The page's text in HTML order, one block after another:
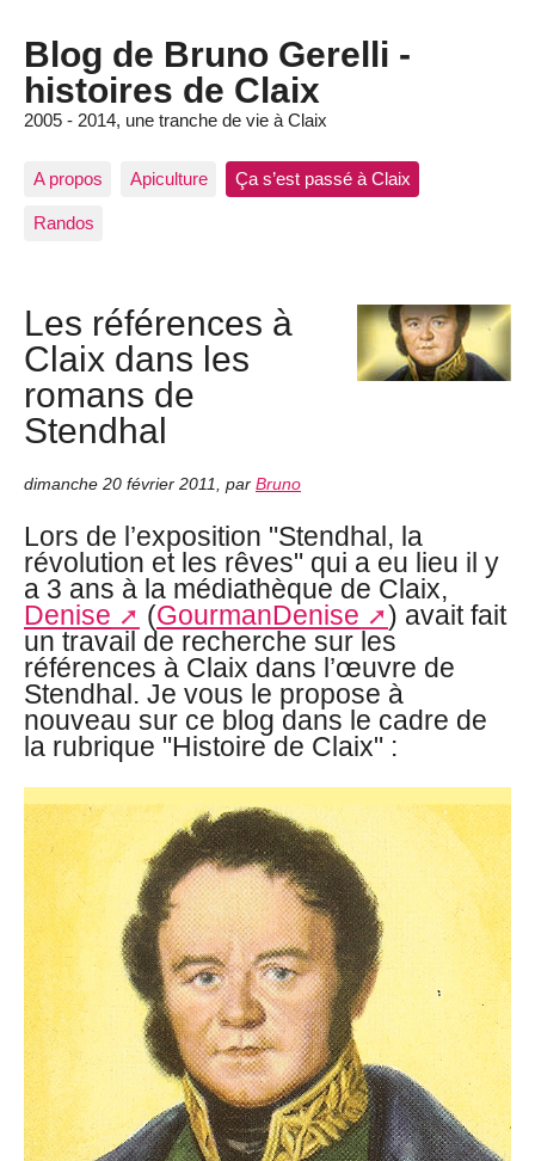
Blog de Bruno Gerelli -
histoires de Claix
2005 - 2014, une tranche de vie à Claix
A propos Apiculture Ça s’est passé à Claix
Randos
Les références à
Claix dans les
romans de
Stendhal
dimanche 20 février 2011 par Bruno
Lors de l’exposition "Stendhal, la
révolution et les rêves" qui a eu lieu il y
a 3 ans à la médiathèque de Claix,
Denise
(GourmanDenise
) avait fait
un travail de recherche sur les
références à Claix dans l’œuvre de
Stendhal. Je vous le propose à
nouveau sur ce blog dans le cadre de
la rubrique "Histoire de Claix" :